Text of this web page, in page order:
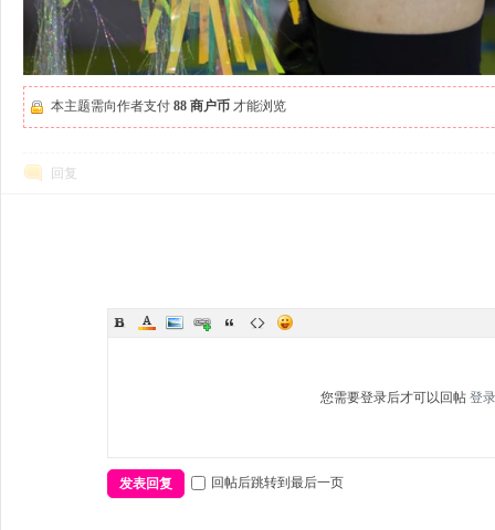
本主题需向作者支付 88 商户币 才能浏览
回复
您需要登录后才可以回帖 登录
发表回复 回帖后跳转到最后一页